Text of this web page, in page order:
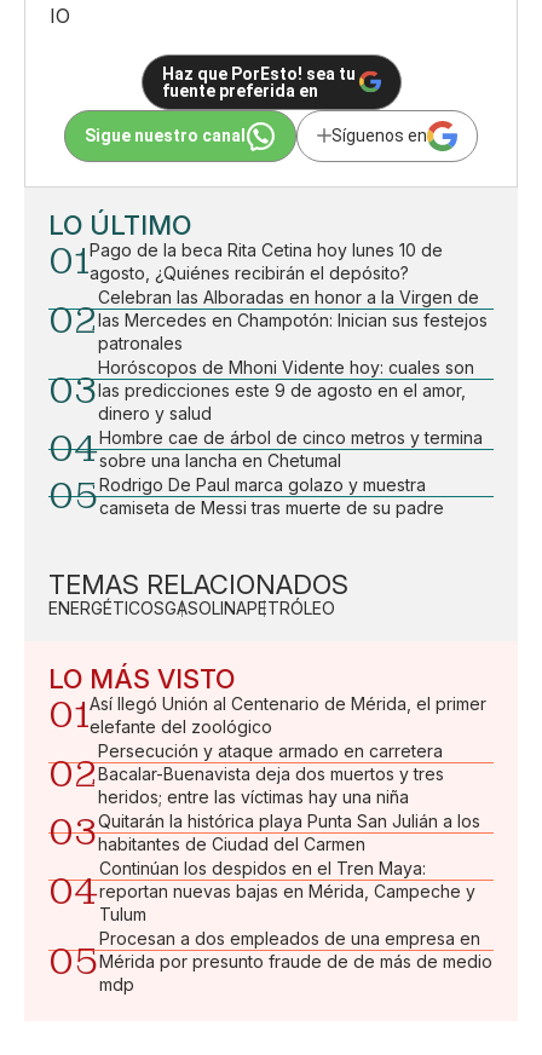
IO
Haz que PorEsto! sea tu
fuente preferida en
Sigue nuestro canal Síguenos en
LO ÚLTIMO
01Pago de la beca Rita Cetina hoy lunes 10 de
agosto, ¿Quiénes recibirán el depósito?
02
Celebran las Alboradas en honor a la Virgen de
las Mercedes en Champotón: Inician sus festejos
patronales
03
Horóscopos de Mhoni Vidente hoy: cuales son
las predicciones este 9 de agosto en el amor,
dinero y salud
04Hombre cae de árbol de cinco metros y termina
sobre una lancha en Chetumal
05Rodrigo De Paul marca golazo y muestra
camiseta de Messi tras muerte de su padre
TEMAS RELACIONADOS
ENERGÉTICOSGASOLINAPETRÓLEO
LO MÁS VISTO
01Así llegó Unión al Centenario de Mérida, el primer
elefante del zoológico
02
Persecución y ataque armado en carretera
Bacalar-Buenavista deja dos muertos y tres
heridos; entre las víctimas hay una niña
03Quitarán la histórica playa Punta San Julián a los
habitantes de Ciudad del Carmen
04
Continúan los despidos en el Tren Maya:
reportan nuevas bajas en Mérida, Campeche y
Tulum
05
Procesan a dos empleados de una empresa en
Mérida por presunto fraude de de más de medio
mdp